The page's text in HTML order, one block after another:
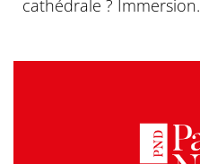
cathédrale ? Immersion.